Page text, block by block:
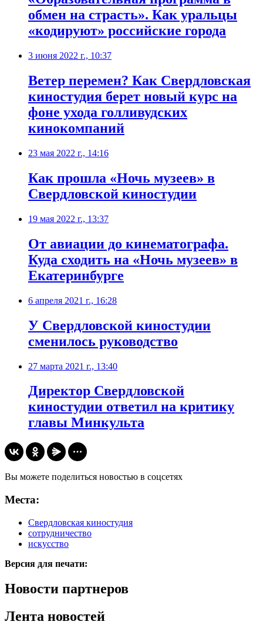
обмен на страсть». Как уральцы
«кодируют» российские города
3 июня 2022 г., 10:37
Ветер перемен? Как Свердловская
киностудия берет новый курс на
фоне ухода голливудских
кинокомпаний
23 мая 2022 г., 14:16
​Как прошла «Ночь музеев» в
Свердловской киностудии
19 мая 2022 г., 13:37
От авиации до кинематографа.
Куда сходить на «Ночь музеев» в
Екатеринбурге
6 апреля 2021 г., 16:28
У Свердловской киностудии
сменилось руководство
27 марта 2021 г., 13:40
Директор Свердловской
киностудии ответил на критику
главы Минкульта
Вы можете поделиться новостью в соцсетях
Места:
Свердловская киностудия
сотрудничество
искусство
Версия для печати:
Новости партнеров
Лента новостей